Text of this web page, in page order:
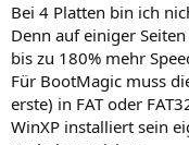
Bei 4 Platten bin ich
Denn auf einiger
bis zu 180% mehr
Für BootMagic muss
erste) in FAT oder
WinXP installiert sein